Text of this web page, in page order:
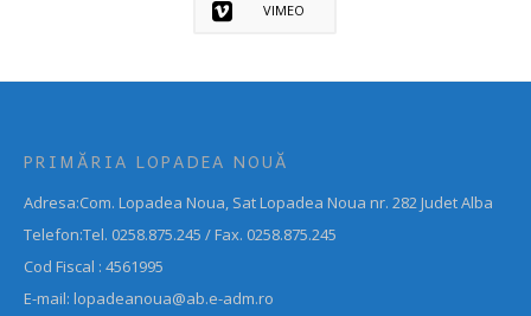
VIMEO
PRIMĂRIA LOPADEA NOUĂ
Adresa:Com. Lopadea Noua, Sat Lopadea Noua nr. 282 Judet Alba
Telefon:Tel. 0258.875.245 / Fax. 0258.875.245
Cod Fiscal : 4561995
E-mail: lopadeanoua@ab.e-adm.ro